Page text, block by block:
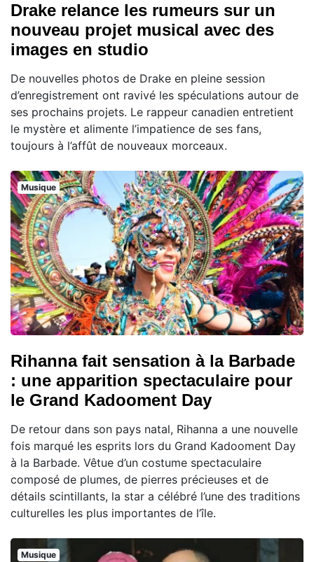
Drake relance les rumeurs sur un
nouveau projet musical avec des
images en studio
De nouvelles photos de Drake en pleine session
d’enregistrement ont ravivé les spéculations autour de
ses prochains projets. Le rappeur canadien entretient
le mystère et alimente l’impatience de ses fans,
toujours à l’affût de nouveaux morceaux.
Musique
Rihanna fait sensation à la Barbade
: une apparition spectaculaire pour
le Grand Kadooment Day
De retour dans son pays natal, Rihanna a une nouvelle
fois marqué les esprits lors du Grand Kadooment Day
à la Barbade. Vêtue d’un costume spectaculaire
composé de plumes, de pierres précieuses et de
détails scintillants, la star a célébré l’une des traditions
culturelles les plus importantes de l’île.
Musique